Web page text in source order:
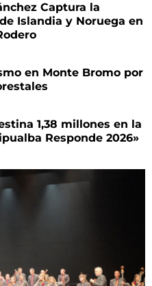
Captura la
Islandia y Noruega en
en Monte Bromo por
1,38 millones en la
Responde 2026»